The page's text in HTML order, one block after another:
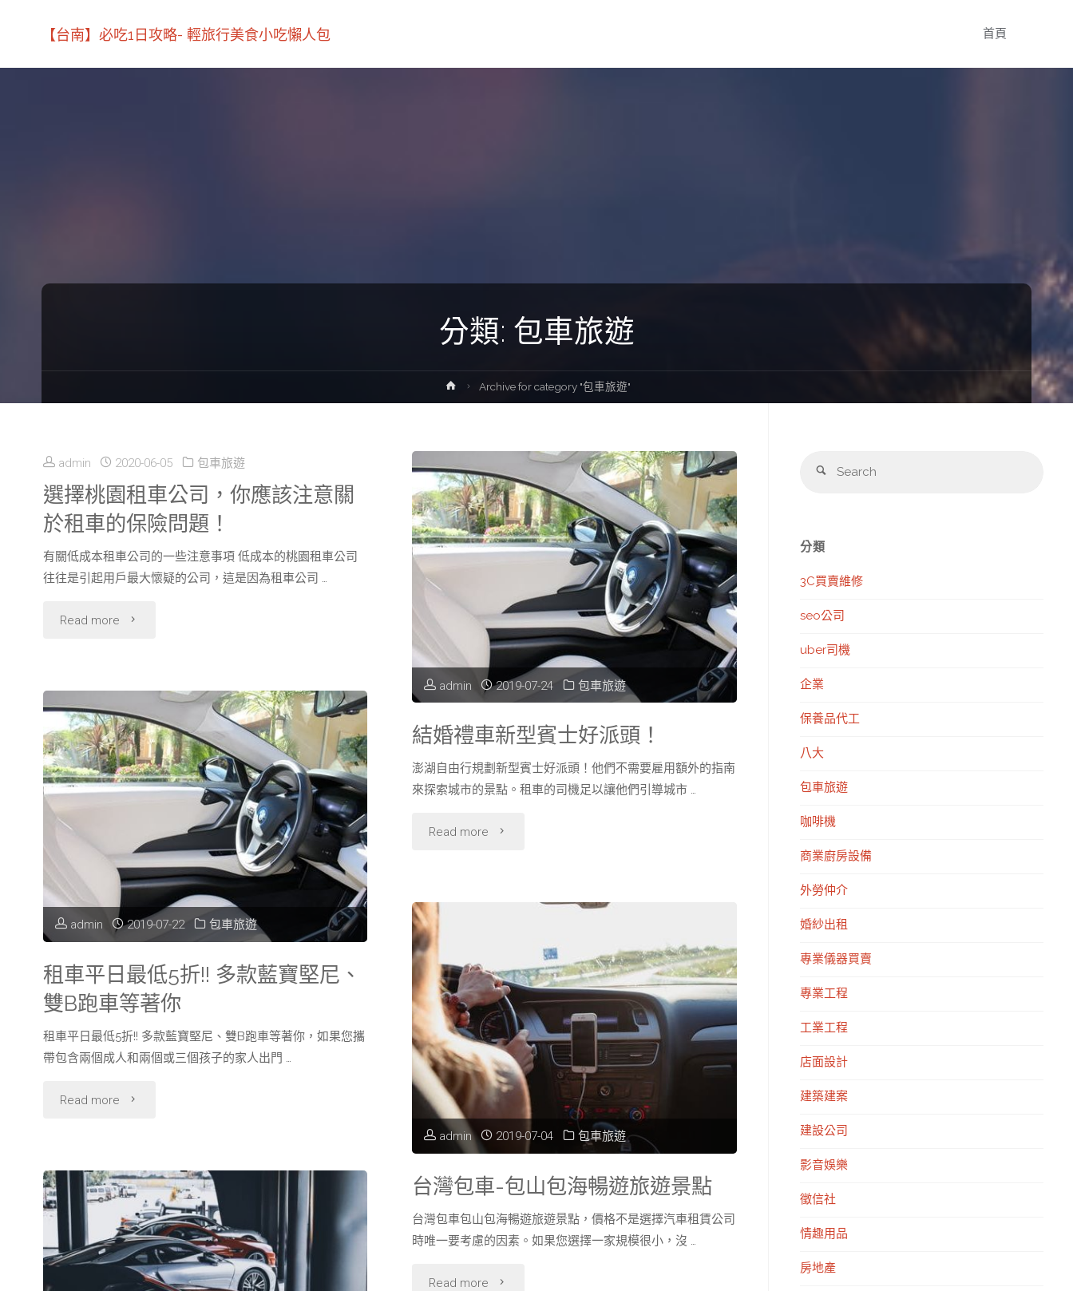
【台南】必吃1日攻略- 輕旅行美食小吃懶人包 首頁
分類: 包車旅遊
HomeArchive for category "包車旅遊"
admin 2020-06-05 包車旅遊
選擇桃園租車公司，你應該注意關
於租車的保險問題！
有關低成本租車公司的一些注意事項 低成本的桃園租車公司
往往是引起用戶最大懷疑的公司，這是因為租車公司 …
Read more "選
桃
園
租
司，
你
應
該
注
意
車
的
保
admin 2019-07-24 包車旅遊
結婚禮車新型賓士好派頭！
澎湖自由行規劃新型賓士好派頭！他們不需要雇用額外的指南
來探索城市的景點。租車的司機足以讓他們引導城市 …
Read more "結
新
型
賓
士
好
派
頭！"
admin 2019-07-22 包車旅遊
租車平日最低5折!! 多款藍寶堅尼、
雙B跑車等著你
租車平日最低5折!! 多款藍寶堅尼、雙B跑車等著你，如果您攜
帶包含兩個成人和兩個或三個孩子的家人出門 …
Read more "租
平
最
admin 2019-07-04 包車旅遊
台灣包車-包山包海暢遊旅遊景點
台灣包車包山包海暢遊旅遊景點，價格不是選擇汽車租賃公司
時唯一要考慮的因素。如果您選擇一家規模很小，沒 …
Read more "台
Search
分類
3C買賣維修
seo公司
uber司機
企業
保養品代工
八大
包車旅遊
咖啡機
商業廚房設備
外勞仲介
婚紗出租
專業儀器買賣
專業工程
工業工程
店面設計
建築建案
建設公司
影音娛樂
徵信社
情趣用品
房地產